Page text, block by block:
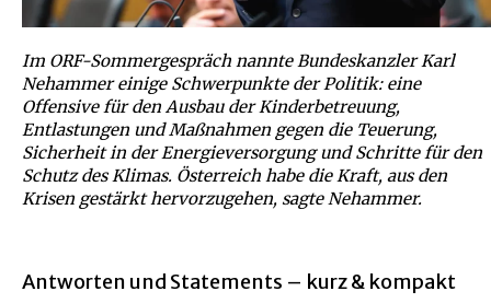
Im ORF-Sommergespräch nannte Bundeskanzler Karl
Nehammer einige Schwerpunkte der Politik: eine
Offensive für den Ausbau der Kinderbetreuung,
Entlastungen und Maßnahmen gegen die Teuerung,
Sicherheit in der Energieversorgung und Schritte für den
Schutz des Klimas. Österreich habe die Kraft, aus den
Krisen gestärkt hervorzugehen, sagte Nehammer.
Antworten und Statements – kurz & kompakt